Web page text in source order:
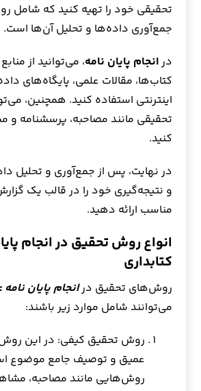
تحقیقی خود را تهیه کنید که شامل
جمع‌آوری داده‌ها و تحلیل آن‌ها است.
درانجام پایان نامه، می‌توانید از
کتاب‌ها، مقالات علمی، پایگاه‌های
اینترنتی استفاده کنید. همچنین،
تحقیقی مانند مصاحبه، پرسشنامه و
کنید.
در نهایت، پس از جمع‌آوری و تحلیل
و نتیجه‌گیری خود را در قالب یک
مناسب ارائه دهید.
انواع روش تحقیق در انجام
کتابداری
روش‌های تحقیق درانجام پایان
می‌توانند شامل موارد زیر باشند:
روش تحقیق کیفی: در این
عمیق و توصیف جامع موضوع
روش‌هایی مانند مصاحبه،